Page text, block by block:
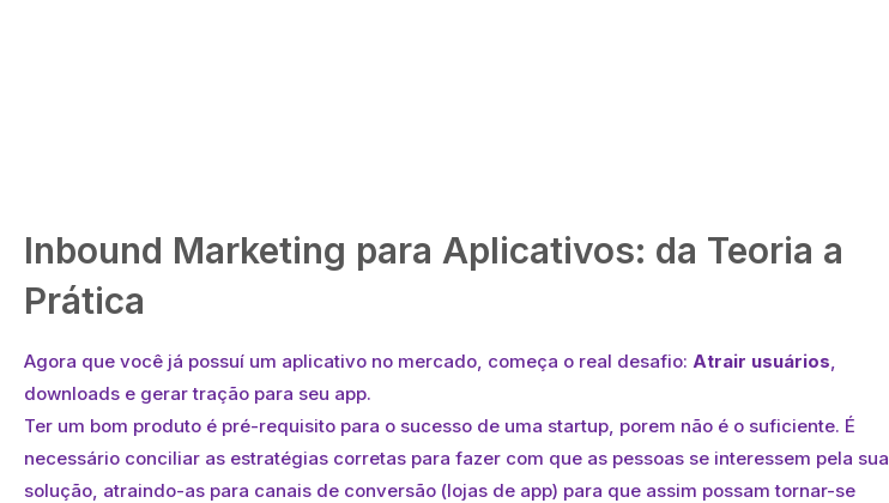
Inbound Marketing para Aplicativos: da Teoria a
Prática
Agora que você já possuí um aplicativo no mercado, começa o real desafio: Atrair usuários,
downloads e gerar tração para seu app.
Ter um bom produto é pré-requisito para o sucesso de uma startup, porem não é o suficiente. É
necessário conciliar as estratégias corretas para fazer com que as pessoas se interessem pela sua
solução, atraindo-as para canais de conversão (lojas de app) para que assim possam tornar-se